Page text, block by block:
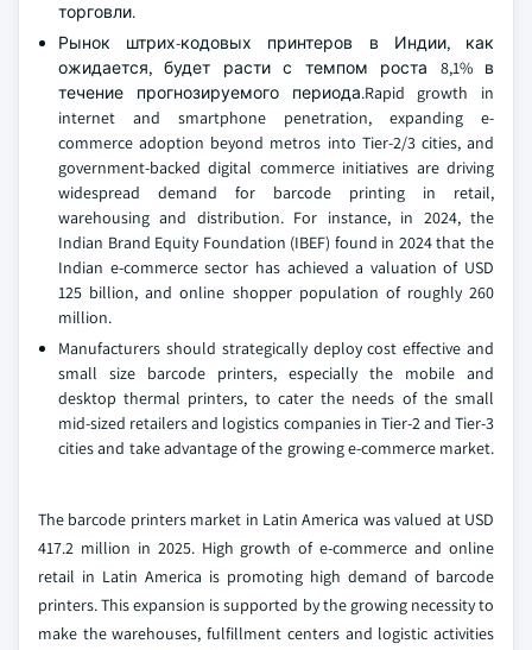
торговли.
Рынок штрих-кодовых принтеров в Индии, как
ожидается, будет расти с темпом роста 8,1% в
течение прогнозируемого периода.Rapid growth in
internet and smartphone penetration, expanding e-
commerce adoption beyond metros into Tier-2/3 cities, and
government-backed digital commerce initiatives are driving
widespread demand for barcode printing in retail,
warehousing and distribution. For instance, in 2024, the
Indian Brand Equity Foundation (IBEF) found in 2024 that the
Indian e-commerce sector has achieved a valuation of USD
125 billion, and online shopper population of roughly 260
million.
Manufacturers should strategically deploy cost effective and
small size barcode printers, especially the mobile and
desktop thermal printers, to cater the needs of the small
mid-sized retailers and logistics companies in Tier-2 and Tier-3
cities and take advantage of the growing e-commerce market.
The barcode printers market in Latin America was valued at USD
417.2 million in 2025. High growth of e-commerce and online
retail in Latin America is promoting high demand of barcode
printers. This expansion is supported by the growing necessity to
make the warehouses, fulfillment centers and logistic activities